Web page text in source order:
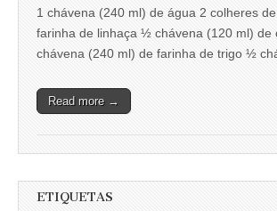
1 chávena (240 ml) de água 2 colheres
farinha de linhaça ½ chávena (120 ml) de
chávena (240 ml) de farinha de trigo ½
Read more →
ETIQUETAS